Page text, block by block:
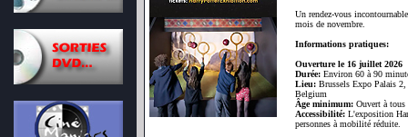
Un rendez-vous
mois de novembre.
Informations pratiques:
Ouverture le 16 juillet 2026
Durée: Environ 60 à 90
Lieu: Brussels Expo Palais
Belgium
Âge minimum: Ouvert à tous
Accessibilité: L'exposition
personnes à mobilité réduite.